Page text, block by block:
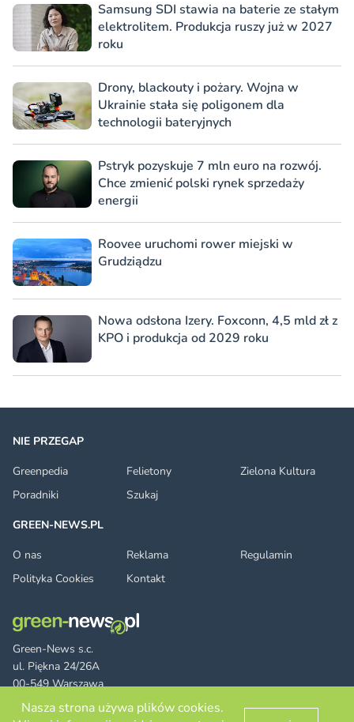
Samsung SDI stawia na baterie ze stałym
elektrolitem. Produkcja ruszy już w 2027
roku
Drony, blackouty i pożary. Wojna w
Ukrainie stała się poligonem dla
technologii bateryjnych
Pstryk pozyskuje 7 mln euro na rozwój.
Chce zmienić polski rynek sprzedaży
energii
Roovee uruchomi rower miejski w
Grudziądzu
Nowa odsłona Izery. Foxconn, 4,5 mld zł z
KPO i produkcja od 2029 roku
Green-News s.c.
ul. Piękna 24/26A
00-549 Warszawa
NIE PRZEGAP
Greenpedia
Felietony
Zielona Kultura
Poradniki
Szukaj
GREEN-NEWS.PL
O nas
Reklama
Regulamin
Polityka Cookies
Kontakt
Nasza strona używa plików cookies.